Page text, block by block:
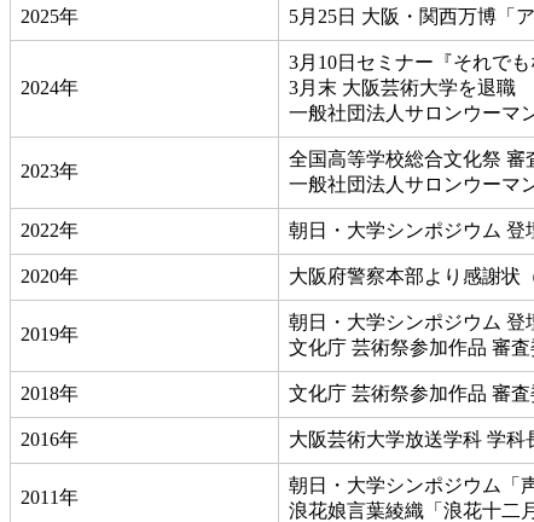
2025年 5月25日 大阪・関西万博「
2024年
3月10日セミナー『それで
3月末 大阪芸術大学を退職
一般社団法人サロンウーマ
2023年
全国高等学校総合文化祭 審
一般社団法人サロンウーマ
2022年 朝日・大学シンポジウム 登
2020年 大阪府警察本部より感謝状
2019年
朝日・大学シンポジウム 登
文化庁 芸術祭参加作品 審査
2018年 文化庁 芸術祭参加作品 審査
2016年 大阪芸術大学放送学科 学科
2011年
朝日・大学シンポジウム「
浪花娘言葉綾織「浪花十二